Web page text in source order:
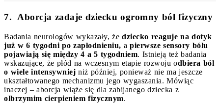
7. Aborcja zadaje dziecku ogromny ból fizyczny
Badania neurologów wykazały, że dziecko reaguje na dotyk
już w 6 tygodni po zapłodnieniu, a pierwsze sensory bólu
pojawiają się między 4 a 5 tygodniem. Istnieją też badania
wskazujące, że płód na wczesnym etapie rozwoju odbiera ból
o wiele intensywniej niż później, ponieważ nie ma jeszcze
ukształtowanego mechanizmu jego wygaszania. Mówiąc
inaczej – aborcja wiąże się dla zabijanego dziecka z
olbrzymim cierpieniem fizycznym.